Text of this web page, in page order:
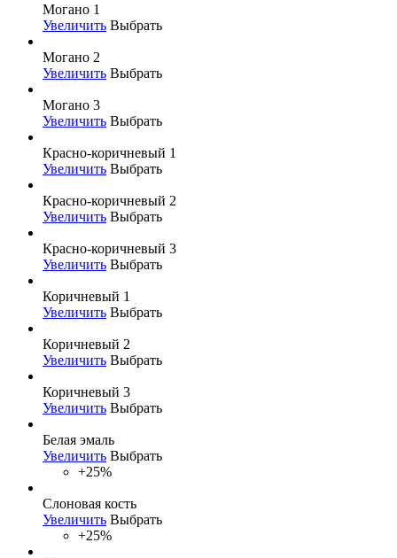
Могано 1
Увеличить Выбрать
Могано 2
Увеличить Выбрать
Могано 3
Увеличить Выбрать
Красно-коричневый 1
Увеличить Выбрать
Красно-коричневый 2
Увеличить Выбрать
Красно-коричневый 3
Увеличить Выбрать
Коричневый 1
Увеличить Выбрать
Коричневый 2
Увеличить Выбрать
Коричневый 3
Увеличить Выбрать
Белая эмаль
Увеличить Выбрать
+25%
Слоновая кость
Увеличить Выбрать
+25%